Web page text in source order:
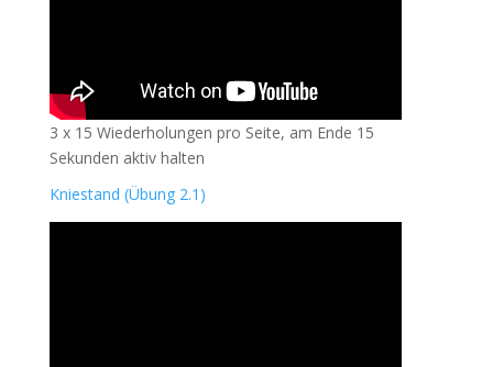
3 x 15 Wiederholungen pro Seite, am Ende 15
Sekunden aktiv halten
Kniestand (Übung 2.1)